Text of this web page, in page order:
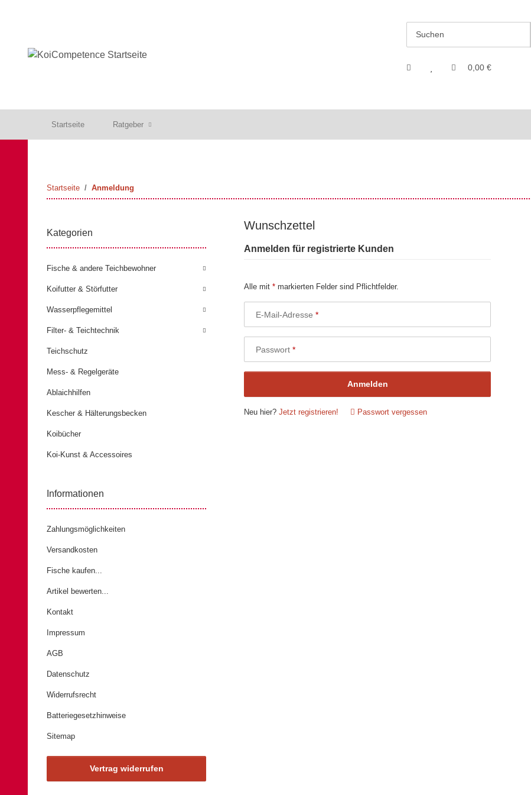
0,00 €
Startseite Ratgeber
Startseite Anmeldung
Wunschzettel
Anmelden für registrierte Kunden
Alle mit * markierten Felder sind Pflichtfelder.
E-Mail-Adresse
Passwort
Anmelden
Neu hier? Jetzt registrieren! Passwort vergessen
Kategorien
Fische & andere Teichbewohner
Koifutter & Störfutter
Wasserpflegemittel
Filter- & Teichtechnik
Teichschutz
Mess- & Regelgeräte
Ablaichhilfen
Kescher & Hälterungsbecken
Koibücher
Koi-Kunst & Accessoires
Informationen
Zahlungsmöglichkeiten
Versandkosten
Fische kaufen...
Artikel bewerten...
Kontakt
Impressum
AGB
Datenschutz
Widerrufsrecht
Batteriegesetzhinweise
Sitemap
Vertrag widerrufen